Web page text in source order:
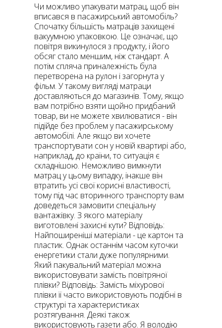
Чи можливо упакувати матрац, щоб він
вписався в пасажирський автомобіль?
Спочатку більшість матраців захищені
вакуумною упаковкою. Це означає, що
повітря викинулося з продукту, і його
обсяг стало меншим, ніж стандарт. А
потім спляча приналежність була
перетворена на рулон і загорнута у
фільм. У такому вигляді матраци
доставляються до магазинів. Тому, якщо
вам потрібно взяти щойно придбаний
товар, ви не можете хвилюватися - він
підійде без проблем у пасажирському
автомобілі. Але якщо ви хочете
транспортувати сон у новій квартирі або,
наприклад, до країни, то ситуація є
складнішою. Неможливо вимкнути
матрац у цьому випадку, інакше він
втратить усі свої корисні властивості,
тому під час вторинного транспорту вам
доведеться замовити спеціальну
вантажівку. З якого матеріалу
виготовлені захисні кути? Відповідь:
Найпоширеніші матеріали - це картон та
пластик. Однак останнім часом куточки
енергетики стали дуже популярними.
Який пакувальний матеріал можна
використовувати замість повітряної
плівки? Відповідь: Замість міхурової
плівки її часто використовують подібні в
структурі та характеристиках
розтягування. Деякі також
використовують газети або. Я володію